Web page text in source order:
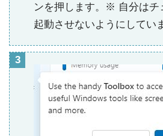
ンを押します。※ 自分はチ
起動させないようにしてい